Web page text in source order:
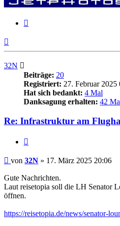
32N
Beiträge: 20
Registriert: 27. Februar 2025
Hat sich bedankt: 4 Mal
Danksagung erhalten: 42
Re: Infrastruktur am
Beitrag
von 32N » 17. März 2025 20:06
Gute Nachrichten.
Laut reisetopia soll die LH Senator
öffnen.
https://reisetopia.de/news/senator-